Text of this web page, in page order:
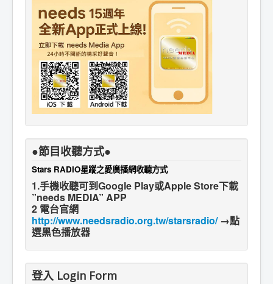
●節目收聽方式●
Stars RADIO星蹤之愛廣播網收聽方式
1.手機收聽可到Google Play或Apple Store下載
”needs MEDIA” APP
2 電台官網
http://www.needsradio.org.tw/starsradio/→點
選黑色播放器
登入 Login Form